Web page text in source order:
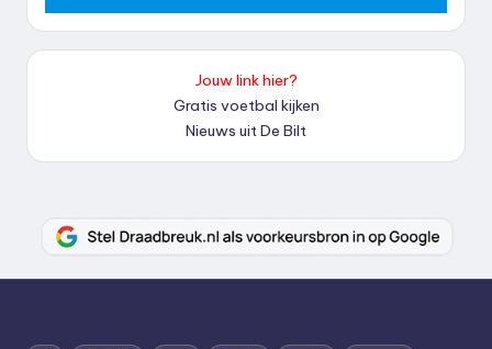
Jouw link hier?
Gratis voetbal kijken
Nieuws uit De Bilt